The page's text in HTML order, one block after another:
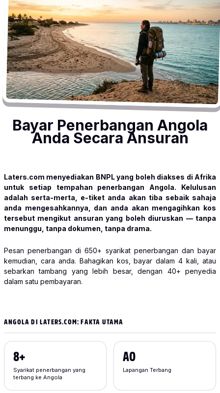
Bayar Penerbangan Angola
Anda Secara Ansuran
Laters.com menyediakan BNPL yang boleh diakses di Afrika
untuk setiap tempahan penerbangan Angola. Kelulusan
adalah serta-merta, e-tiket anda akan tiba sebaik sahaja
anda mengesahkannya, dan anda akan mengagihkan kos
tersebut mengikut ansuran yang boleh diuruskan — tanpa
menunggu, tanpa dokumen, tanpa drama.
Pesan penerbangan di 650+ syarikat penerbangan dan bayar
kemudian, cara anda. Bahagikan kos, bayar dalam 4 kali, atau
sebarkan tambang yang lebih besar, dengan 40+ penyedia
dalam satu pembayaran.
ANGOLA DI LATERS.COM: FAKTA UTAMA
Syarikat penerbangan yang
terbang ke Angola
8+
Lapangan Terbang
AO